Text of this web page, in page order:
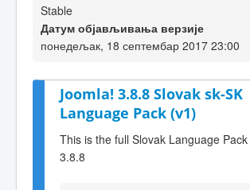
Stable
Датум објављивања верзије
понедељак, 18 септембар 2017 23:00
Joomla! 3.8.8 Slovak sk-SK
Language Pack (v1)
This is the full Slovak Language
3.8.8